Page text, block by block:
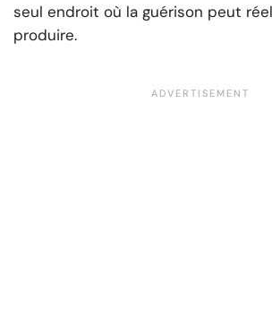
seul endroit où la guérison peut
produire.